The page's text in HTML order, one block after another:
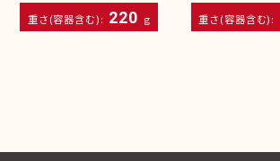
重さ(容器含む): 220 g 重さ(容器含む):